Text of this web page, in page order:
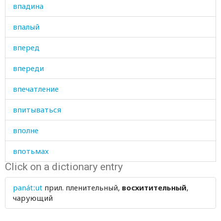
впадина
впалый
вперед
впереди
впечатление
впитываться
вполне
впотьмах
впредь
впрок
Click on a dictionary entry
panátːut прил. пленительный, восхитительный,
чарующий